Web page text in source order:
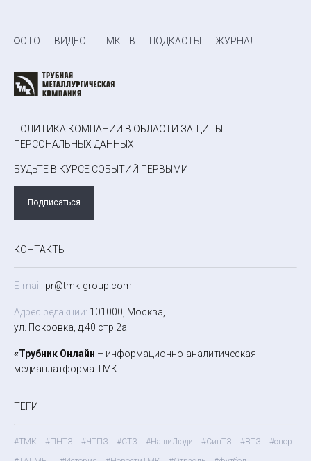
ФОТО ВИДЕО ТМК ТВ ПОДКАСТЫ ЖУРНАЛ
ПОЛИТИКА КОМПАНИИ В ОБЛАСТИ ЗАЩИТЫ
ПЕРСОНАЛЬНЫХ ДАННЫХ
БУДЬТЕ В КУРСЕ СОБЫТИЙ ПЕРВЫМИ
Подписаться
КОНТАКТЫ
E-mail: pr@tmk-group.com
Адрес редакции: 101000, Москва,
ул. Покровка, д.40 стр.2а
«Трубник Онлайн – информационно-аналитическая
медиаплатформа ТМК
ТЕГИ
#ТМК #ПНТЗ #ЧТПЗ #СТЗ #НашиЛюди #СинТЗ #ВТЗ
#спорт